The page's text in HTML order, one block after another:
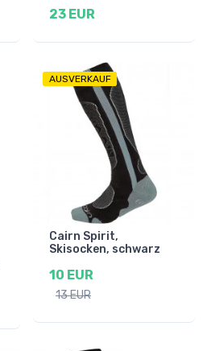
23 EUR
AUSVERKAUF
Cairn Spirit,
Skisocken, schwarz
10 EUR
13 EUR